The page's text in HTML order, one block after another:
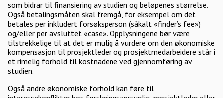
som bidrar til finansiering av studien og beløpenes størrelse.
Også betalingsmåten skal fremgå, for eksempel om det
betales per inkludert forsøksperson (såkalt «finder’s fee»)
og/eller per avsluttet «case». Opplysningene bør være
tilstrekkelige til at det er mulig å vurdere om den økonomiske
kompensasjon til prosjektleder og prosjektmedarbeidere står i
et rimelig forhold til kostnadene ved gjennomføring av
studien.
Også andre økonomiske forhold kan føre til